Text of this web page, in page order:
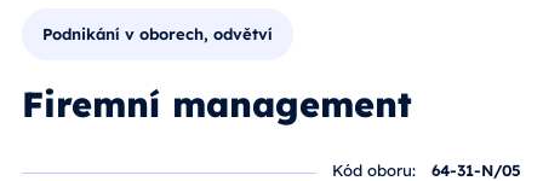
Podnikání v oborech, odvětví
Firemní management
Kód oboru: 64-31-N/05